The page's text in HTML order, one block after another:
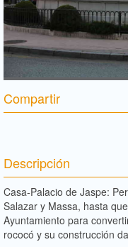
Compartir
Descripción
Casa-Palacio de Jaspe:
Salazar y Massa, hasta
Ayuntamiento para
rococó y su construcción